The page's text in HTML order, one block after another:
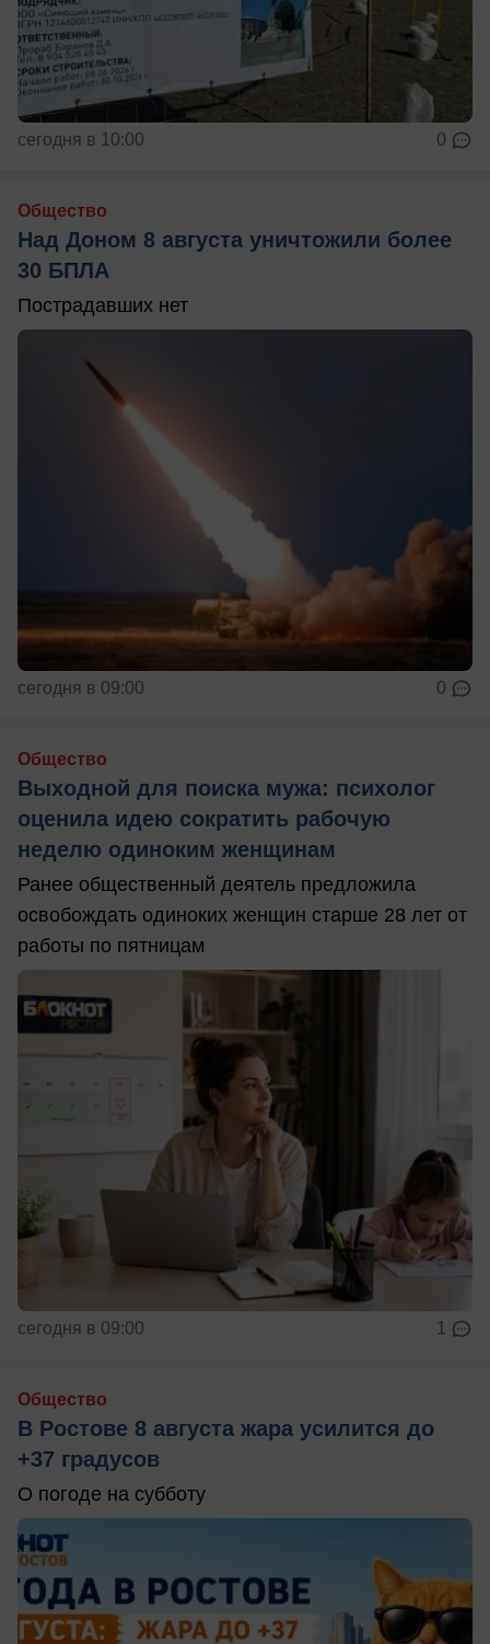
сегодня в 10:00 0
Общество
Над Доном 8 августа уничтожили более
30 БПЛА
Пострадавших нет
сегодня в 09:00 0
Общество
Выходной для поиска мужа: психолог
оценила идею сократить рабочую
неделю одиноким женщинам
Ранее общественный деятель предложила
освобождать одиноких женщин старше 28 лет от
работы по пятницам
сегодня в 09:00 1
Общество
В Ростове 8 августа жара усилится до
+37 градусов
О погоде на субботу